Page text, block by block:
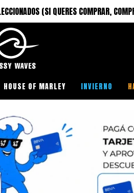
(SI QUERES COMPRAR,
HOUSE OF MARLEY INVIERNO